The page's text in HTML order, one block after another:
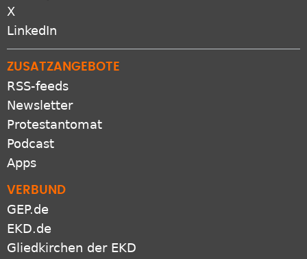
X
LinkedIn
ZUSATZANGEBOTE
RSS-feeds
Newsletter
Protestantomat
Podcast
Apps
VERBUND
GEP.de
EKD.de
Gliedkirchen der EKD